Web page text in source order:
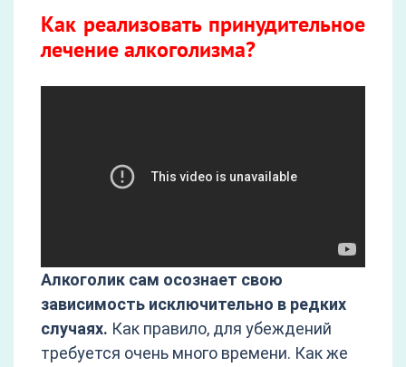
Как реализовать принудительное
лечение алкоголизма?
Алкоголик сам осознает свою
зависимость исключительно в редких
случаях. Как правило, для убеждений
требуется очень много времени. Как же